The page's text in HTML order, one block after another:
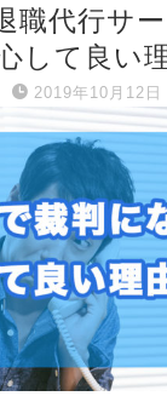
職代行サ
して良い
2019年10月12日